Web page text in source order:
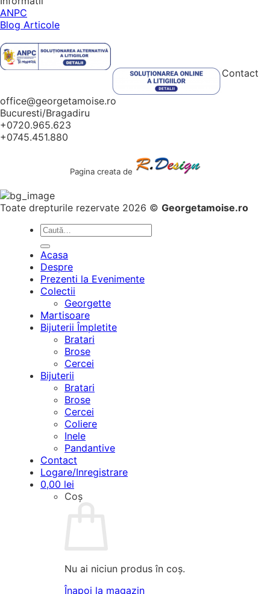
ANPC
Blog Articole
Contact
office@georgetamoise.ro
Bucuresti/Bragadiru
+0720.965.623
+0745.451.880
Pagina creata de
Toate drepturile rezervate 2026 © Georgetamoise.ro
Caută
Acasa
Despre
Prezenti la Evenimente
Colectii
Georgette
Martisoare
Bijuterii Împletite
Bratari
Brose
Cercei
Bijuterii
Bratari
Brose
Cercei
Coliere
Inele
Pandantive
Contact
Logare/Inregistrare
0,00 lei
Coș
Nu ai niciun produs în coș.
Înapoi la magazin